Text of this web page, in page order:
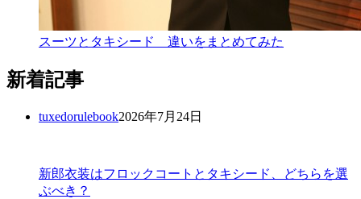
スーツとタキシード 違いをまとめてみた
新着記事
tuxedorulebook2026年7月24日
新郎衣装はフロックコートとタキシード、どちらを選
ぶべき？